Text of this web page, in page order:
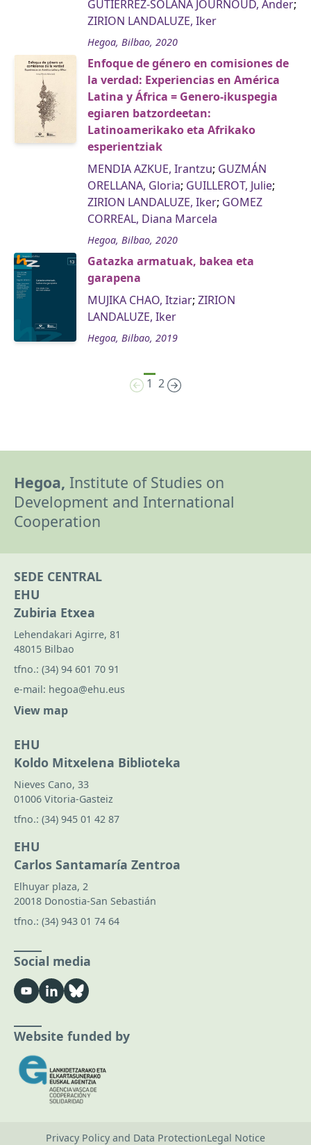
GUTIÉRREZ-SOLANA JOURNOUD, Ander;
ZIRION LANDALUZE, Iker
Hegoa, Bilbao, 2020
Enfoque de género en comisiones de
la verdad: Experiencias en América
Latina y África = Genero-ikuspegia
egiaren batzordeetan:
Latinoamerikako eta Afrikako
esperientziak
MENDIA AZKUE, Irantzu; GUZMÁN
ORELLANA, Gloria; GUILLEROT, Julie;
ZIRION LANDALUZE, Iker; GOMEZ
CORREAL, Diana Marcela
Hegoa, Bilbao, 2020
Gatazka armatuak, bakea eta
garapena
MUJIKA CHAO, Itziar; ZIRION
LANDALUZE, Iker
Hegoa, Bilbao, 2019
1 2
Hegoa, Institute of Studies on
Development and International
Cooperation
SEDE CENTRAL
EHU
Zubiria Etxea
Lehendakari Agirre, 81
48015 Bilbao
tfno.: (34) 94 601 70 91
e-mail: hegoa@ehu.eus
View map
EHU
Koldo Mitxelena Biblioteka
Nieves Cano, 33
01006 Vitoria-Gasteiz
tfno.: (34) 945 01 42 87
EHU
Carlos Santamaría Zentroa
Elhuyar plaza, 2
20018 Donostia-San Sebastián
tfno.: (34) 943 01 74 64
Social media
Website funded by
Privacy Policy and Data ProtectionLegal Notice